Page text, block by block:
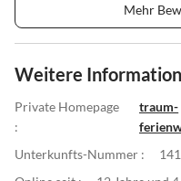
Mehr
Weitere
Private Homepage
:
traum-
Unterkunfts-Nummer :